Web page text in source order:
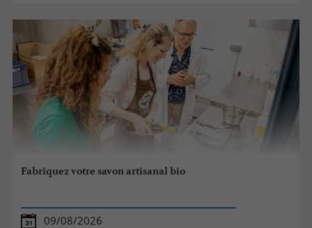
Fabriquez votre savon artisanal bio
09/08/2026